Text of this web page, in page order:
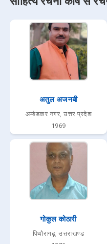
अतुल अजनबी
अम्बेडकर नगर, उत्तर प्रदेश
1969
गोकुल कोठारी
पिथौरागढ़, उत्तराखण्ड